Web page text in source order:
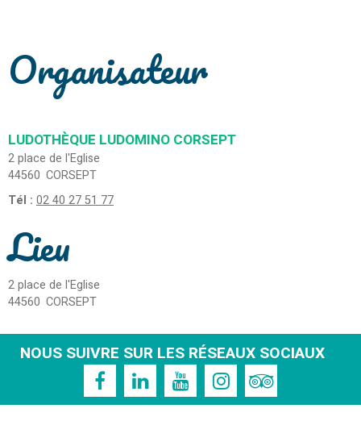
Organisateur
LUDOTHÈQUE LUDOMINO CORSEPT
2 place de l'Eglise
44560 CORSEPT
Tél : 02 40 27 51 77
Lieu
2 place de l'Eglise
44560 CORSEPT
NOUS SUIVRE SUR LES RÉSEAUX SOCIAUX